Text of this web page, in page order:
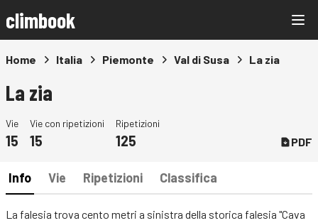
climbook
Home Italia Piemonte Val di Susa La zia
La zia
Vie
15
Vie con ripetizioni
15
Ripetizioni
125 PDF
Info Vie Ripetizioni Classifica
La falesia trova cento metri a sinistra della storica falesia "Cava